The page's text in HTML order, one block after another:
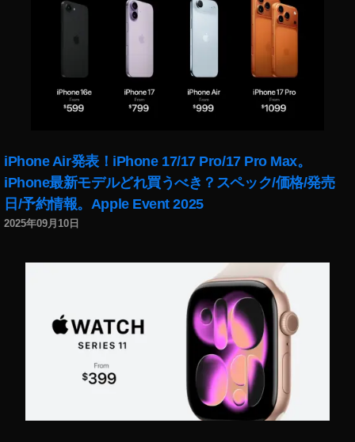
iPhone Air発表！iPhone 17/17 Pro/17 Pro Max。
iPhone最新モデルどれ買うべき？スペック/価格/発売
日/予約情報。Apple Event 2025
2025年09月10日